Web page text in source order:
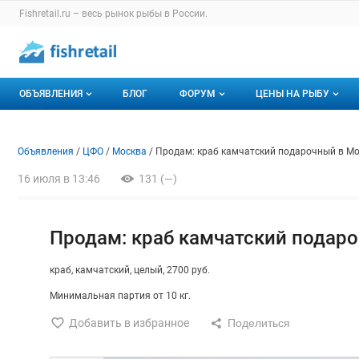
Раздел навигации по сайту fishretail.ru
Fishretail.ru – весь рынок рыбы в России.
Авторизация и меню пользователя
Навигация по разделам сайта fishretail.ru
ОБЪЯВЛЕНИЯ БЛОГ ФОРУМ ЦЕНЫ НА РЫБУ
Отзывы
Объявление: Продам: краб
Информация о объявлении
Навигация и управление
Объявления ЦФО Москва Продам: краб камчатский подарочный в
16 июля в 13:46 131 (—)
Продам: краб камчатский
краб камчатский целый 2700 руб.
Минимальная партия от 10 кг.
Добавить в избранное